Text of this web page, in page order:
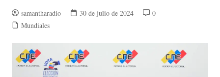
samantharadio 30 de julio de 2024
0
Mundiales